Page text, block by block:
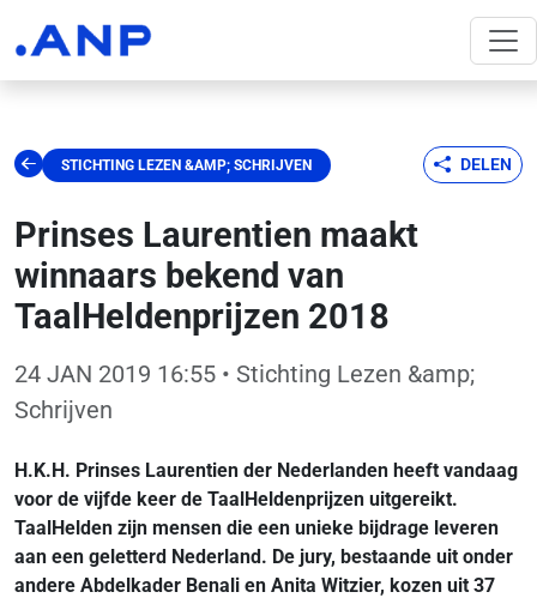
STICHTING LEZEN &AMP; SCHRIJVEN DELEN
Prinses Laurentien maakt
winnaars bekend van
TaalHeldenprijzen 2018
24 JAN 2019 16:55 • Stichting Lezen &amp;
Schrijven
H.K.H. Prinses Laurentien der Nederlanden heeft vandaag
voor de vijfde keer de TaalHeldenprijzen uitgereikt.
TaalHelden zijn mensen die een unieke bijdrage leveren
aan een geletterd Nederland. De jury, bestaande uit onder
andere Abdelkader Benali en Anita Witzier, kozen uit 37